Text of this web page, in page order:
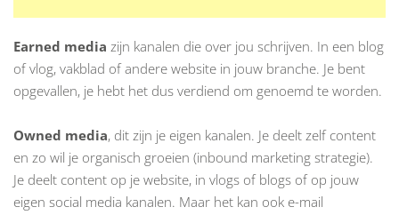
Earned media zijn kanalen die over jou schrijven. In een blog
of vlog, vakblad of andere website in jouw branche. Je bent
opgevallen, je hebt het dus verdiend om genoemd te worden.
Owned media, dit zijn je eigen kanalen. Je deelt zelf content
en zo wil je organisch groeien (inbound marketing strategie).
Je deelt content op je website, in vlogs of blogs of op jouw
eigen social media kanalen. Maar het kan ook e-mail